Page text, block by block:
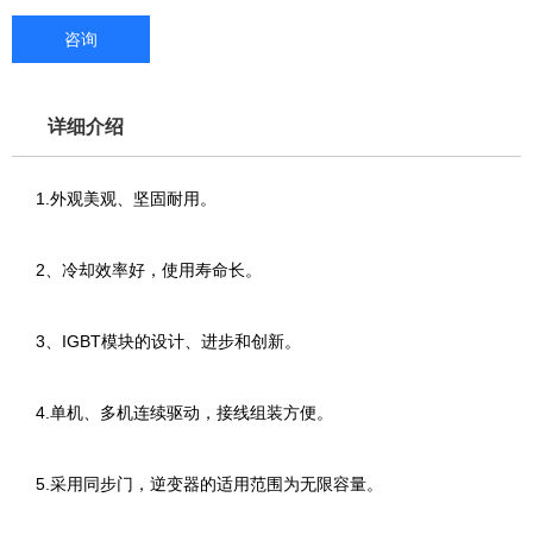
咨询
详细介绍
1.外观美观、坚固耐用。
2、冷却效率好，使用寿命长。
3、IGBT模块的设计、进步和创新。
4.单机、多机连续驱动，接线组装方便。
5.采用同步门，逆变器的适用范围为无限容量。